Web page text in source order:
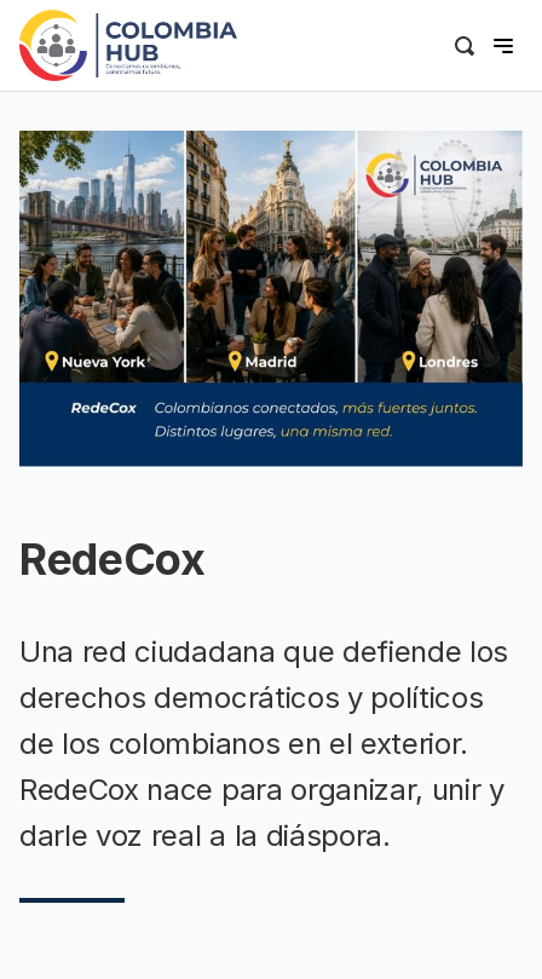
RedeCox
Una red ciudadana que defiende los
derechos democráticos y políticos
de los colombianos en el exterior.
RedeCox nace para organizar, unir y
darle voz real a la diáspora.